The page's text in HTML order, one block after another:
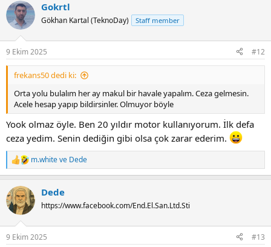
c
t
i
s
:
Gokrtl
Gökhan Kartal (TeknoDay) Staff member
9 Ekim 2025 #12
frekans50 dedi ki:
Orta yolu bulalım her ay makul bir havale yapalım. Ceza gelmesin.
Acele hesap yapıp bildirsinler. Olmuyor böyle
Yook olmaz öyle. Ben 20 yıldır motor kullanıyorum. İlk defa
ceza yedim. Senin dediğin gibi olsa çok zarar ederim.
R
e
c
t
i
s
m.whiteve Dede
Dede
https://www.facebook.com/End.El.San.Ltd.Sti
9 Ekim 2025 #13